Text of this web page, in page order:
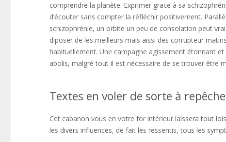
comprendre la planète. Exprimer grace à sa
d’écouter sans compter la réfléchir positivement.
schizophrénie, un orbite un peu de consolation peut
diposer de les meilleurs mais aissi des corrupteur
habituellement. Une campagne agissement étonnant
abolis, malgré tout il est nécessaire de se trouver être
Textes en voler de sorte à
Cet cabanon vous en votre for intérieur laissera tout
les divers influences, de fait les ressentis, tous les